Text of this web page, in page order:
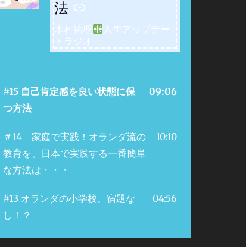
法
木村祐理
人生アップデー
トラジオ
#15 自己肯定感を良い状態に保
つ方法
09:06
＃14 家庭で実践！オランダ流の
教育を、日本で実践する一番簡単
な方法は・・・
10:10
#13 オランダの小学校、宿題な
し！？
04:56